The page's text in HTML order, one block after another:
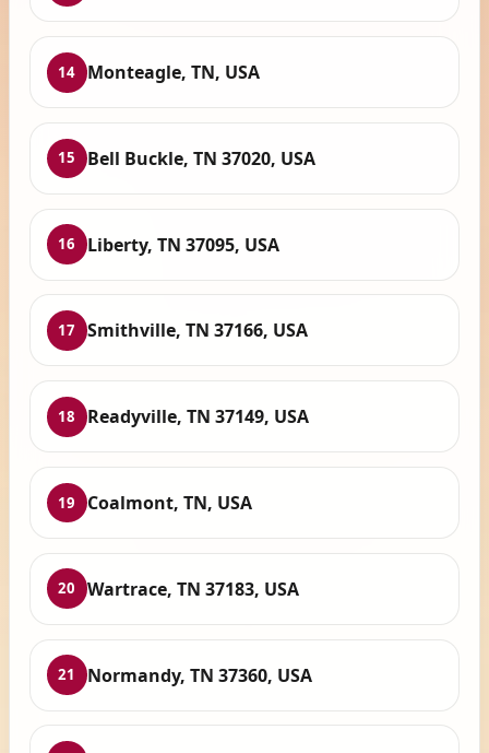
14 Monteagle, TN, USA
15 Bell Buckle, TN 37020, USA
16 Liberty, TN 37095, USA
17 Smithville, TN 37166, USA
18 Readyville, TN 37149, USA
19 Coalmont, TN, USA
20 Wartrace, TN 37183, USA
21 Normandy, TN 37360, USA